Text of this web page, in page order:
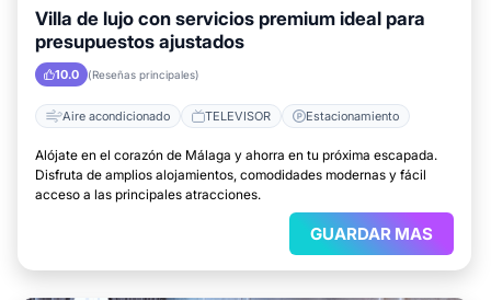
Villa de lujo con servicios premium ideal para
presupuestos ajustados
10.0 (Reseñas principales)
Aire acondicionado TELEVISOR Estacionamiento
Alójate en el corazón de Málaga y ahorra en tu próxima escapada.
Disfruta de amplios alojamientos, comodidades modernas y fácil
acceso a las principales atracciones.
GUARDAR MAS